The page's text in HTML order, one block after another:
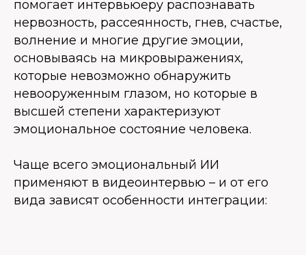
помогает интервьюеру распознавать
нервозность, рассеянность, гнев, счастье,
волнение и многие другие эмоции,
основываясь на микровыражениях,
которые невозможно обнаружить
невооруженным глазом, но которые в
высшей степени характеризуют
эмоциональное состояние человека.
Чаще всего эмоциональный ИИ
применяют в видеоинтервью – и от его
вида зависят особенности интеграции: